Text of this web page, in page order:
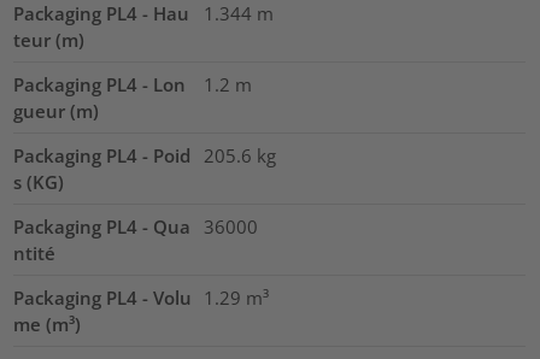
Packaging PL4 - Hau
teur (m)
1.344 m
Packaging PL4 - Lon
gueur (m)
1.2 m
Packaging PL4 - Poid
s (KG)
205.6 kg
Packaging PL4 - Qua
ntité
36000
Packaging PL4 - Volu
me (m³)
1.29 m³